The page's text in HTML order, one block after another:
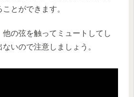
とができます。
の弦を触ってミュートしてし
いので注意しましょう。